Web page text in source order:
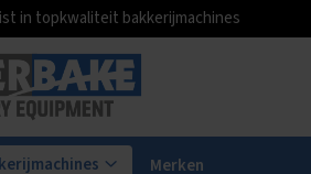
in topkwaliteit bakkerijmachines
Merken